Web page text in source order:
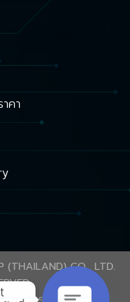
คา
(THAILAND) CO., LTD.